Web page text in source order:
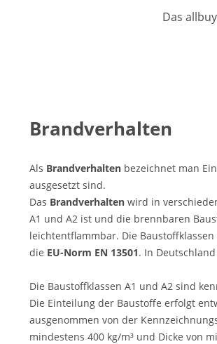
Das
Brandverhalten
Als Brandverhalten bezeichnet man
ausgesetzt sind.
Das Brandverhalten wird in
A1 und A2 ist und die brennbaren
leichtentflammbar. Die
die EU-Norm EN 13501. In
Die Baustoffklassen A1 und A2 sind
Die Einteilung der Baustoffe erfolgt
ausgenommen von der
mindestens 400 kg/m³ und Dicke von